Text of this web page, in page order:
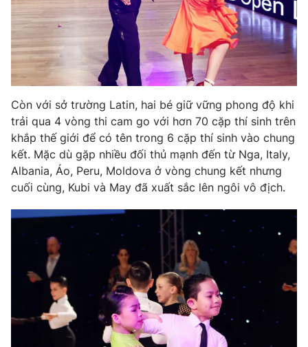
VTV9 VTV8
Liên hệ tòa soạn English
THỜI BÁO VTV
Theo dõi báo trên
Cơ quan chủ quản:
Đài Truyền hình Việt Nam
Cơ quan báo chí:
Thời báo VTV
Giấy phép hoạt động báo in và báo điện tử số 483/GP-BTTTT
cấp ngày 29/12/2023
Tổng Biên tập:
Vũ Thanh Thủy
Phó Tổng Biên tập:Nguyễn Thị Mỹ Hạnh, Phạm Quốc Thắng,
Nguyễn Trọng Ninh
Còn với sở trường Latin, hai bé giữ vững phong độ khi
trải qua 4 vòng thi cam go với hơn 70 cặp thí sinh trên
khắp thế giới để có tên trong 6 cặp thí sinh vào chung
kết. Mặc dù gặp nhiều đối thủ mạnh đến từ Nga, Italy,
Albania, Áo, Peru, Moldova ở vòng chung kết nhưng
cuối cùng, Kubi và May đã xuất sắc lên ngôi vô địch.